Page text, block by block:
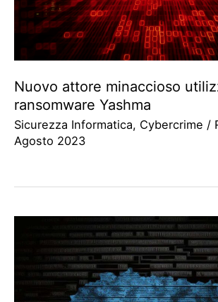
Nuovo attore minaccioso
ransomware Yashma
Sicurezza Informatica, Cybercrime /
Agosto 2023